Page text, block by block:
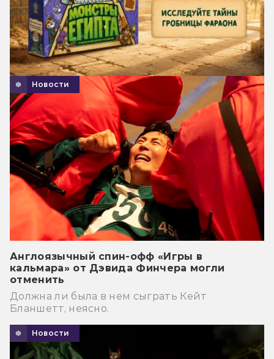
Новости
Англоязычный спин-офф «Игры в
кальмара» от Дэвида Финчера могли
отменить
Должна ли была в нем сыграть Кейт
Бланшетт, неясно.
Новости